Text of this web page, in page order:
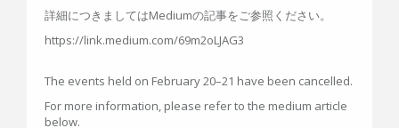
詳細につきましてはMediumの記事をご参照ください。
https://link.medium.com/69m2oLJAG3
The events held on February 20–21 have been cancelled.
For more information, please refer to the medium article
below.